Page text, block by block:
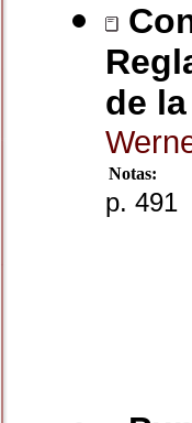
de
Notas:
p. 491